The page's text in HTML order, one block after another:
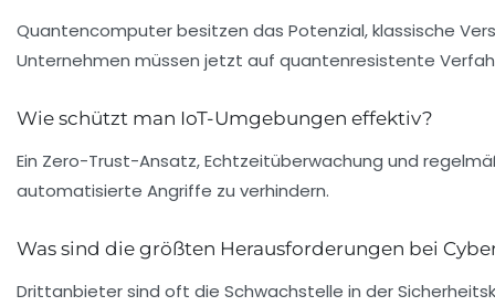
Quantencomputer besitzen das Potenzial, klassische
Unternehmen müssen jetzt auf quantenresistente
Wie schützt man IoT-Umgebungen effektiv?
Ein Zero-Trust-Ansatz, Echtzeitüberwachung und
automatisierte Angriffe zu verhindern.
Was sind die größten Herausforderungen bei
Drittanbieter sind oft die Schwachstelle in der